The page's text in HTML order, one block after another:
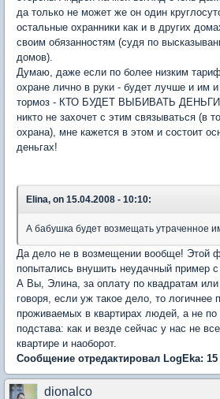
да только не может же он один
остальные охранники как и в других
своим обязанностям (судя по
домов).
Думаю, даже если по более низким
охране лично в руки - будет лучше и им
тормоз - КТО БУДЕТ ВЫБИВАТЬ
никто не захочет с этим связываться (в
охрана), мне кажется в этом и состоит
деньгах!
Elina, on 15.04.2008 - 10:10:
А бабушка будет возмещать утраченное
Да дело не в возмещении вообще! Этой
попытались внушить неудачный пример
А Вы, Элина, за оплату по квадратам или
говоря, если уж такое дело, то логичнее
проживаемых в квартирах людей, а не
подстава: как и везде сейчас у нас не
квартире и наоборот.
Сообщение отредактировал LogEka: 15
dionalco